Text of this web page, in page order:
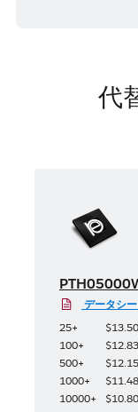
代
データシ
25+
100+
500+
1000+
10000+